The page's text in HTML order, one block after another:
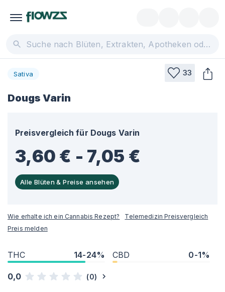
Sativa 33
Dougs Varin
Preisvergleich für Dougs Varin
3,60 € - 7,05 €
Alle Blüten & Preise ansehen
Wie erhalte ich ein Cannabis Rezept?
Telemedizin Preisvergleich
Preis melden
THC 14-24% CBD 0-1%
0,0 (0)